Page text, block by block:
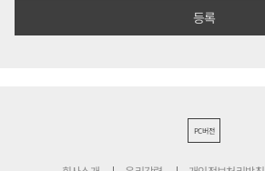
PC버전